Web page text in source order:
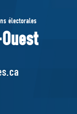
électorales